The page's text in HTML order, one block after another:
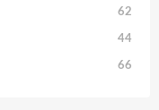
62
44
66